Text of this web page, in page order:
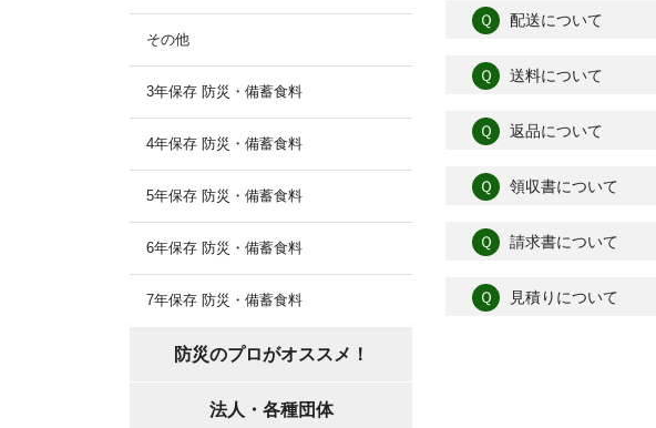
Ｑ 配送について
Ｑ 送料について
Ｑ 返品について
Ｑ 領収書について
Ｑ 請求書について
Ｑ 見積りについて
その他
3年保存 防災・備蓄食料
4年保存 防災・備蓄食料
5年保存 防災・備蓄食料
6年保存 防災・備蓄食料
7年保存 防災・備蓄食料
防災のプロがオススメ！
法人・各種団体